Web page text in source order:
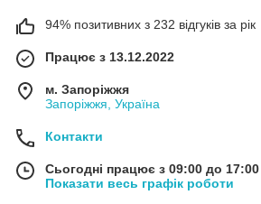
94% позитивних з 232 відгуків за рік
Працює з 13.12.2022
м. Запоріжжя
Запоріжжя, Україна
Контакти
Сьогодні працює з 09:00 до 17:00
Показати весь графік роботи